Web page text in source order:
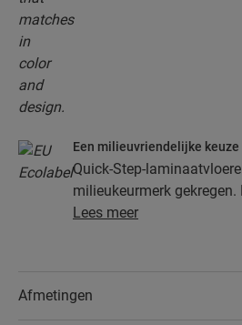
Een milieuvriendelijke keuze
Quick-Step-
milieukeurmerk
gemaakt zijn van ten
fabrieken. Bovendien
Lees meer
Afmetingen